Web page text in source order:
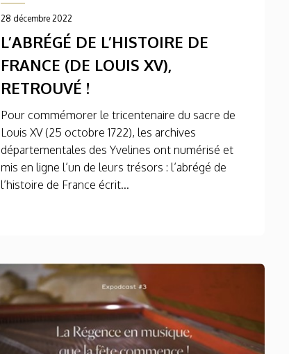
28 décembre 2022
L’ABRÉGÉ DE L’HISTOIRE DE
FRANCE (DE LOUIS XV),
RETROUVÉ !
Pour commémorer le tricentenaire du sacre de
Louis XV (25 octobre 1722), les archives
départementales des Yvelines ont numérisé et
mis en ligne l’un de leurs trésors : l’abrégé de
l’histoire de France écrit...